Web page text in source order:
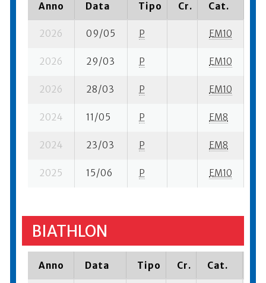
Anno Data Tipo Cr. Cat.
2026 09/05 P EM10
2026 29/03 P EM10
2026 28/03 P EM10
2024 11/05 P EM8
2024 23/03 P EM8
2025 15/06 P EM10
BIATHLON
Anno Data Tipo Cr. Cat.